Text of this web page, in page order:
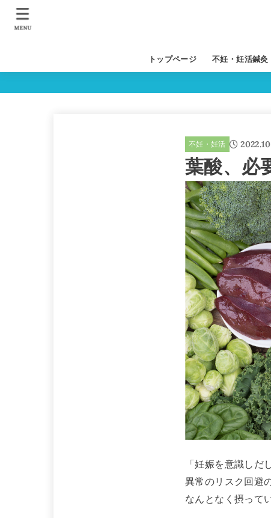
トップページ 不妊・妊活鍼灸
MENU
不妊・妊活
葉酸、必
「妊娠を意識しだ
異常のリスク回避
なんとなく摂って